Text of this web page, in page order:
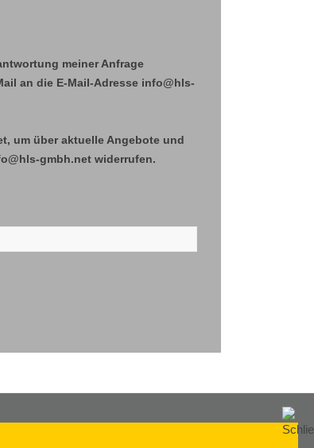
meiner Anfrage
an die E-Mail-Adresse info@hls-
um über aktuelle Angebote und
gmbh.net widerrufen.